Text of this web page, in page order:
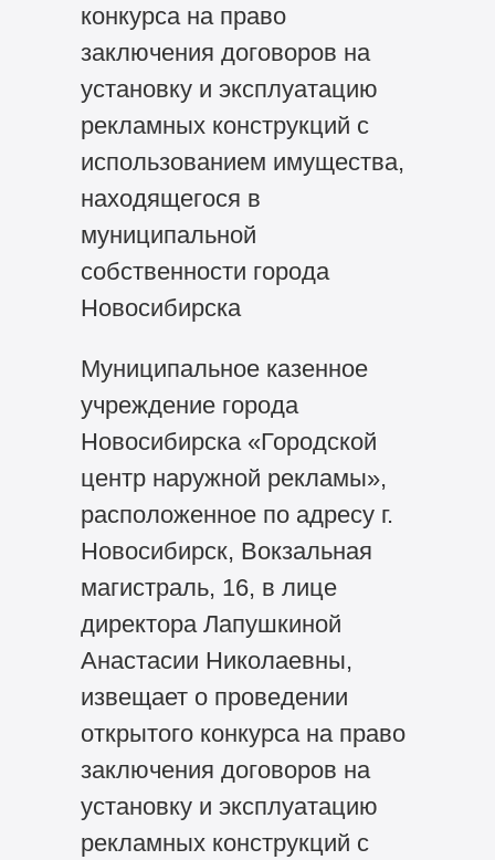
конкурса на право
заключения договоров на
установку и эксплуатацию
рекламных конструкций с
использованием имущества,
находящегося в
муниципальной
собственности города
Новосибирска
Муниципальное казенное
учреждение города
Новосибирска «Городской
центр наружной рекламы»,
расположенное по адресу г.
Новосибирск, Вокзальная
магистраль, 16, в лице
директора Лапушкиной
Анастасии Николаевны,
извещает о проведении
открытого конкурса на право
заключения договоров на
установку и эксплуатацию
рекламных конструкций с